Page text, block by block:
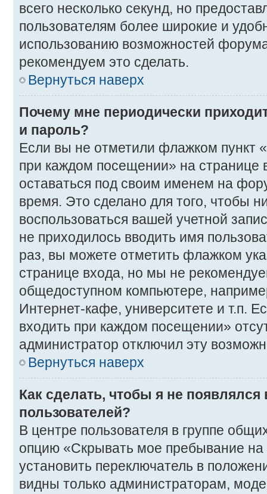
всего несколько секунд, но
пользователям более широкие и
использованию возможностей
рекомендуем это сделать.
Вернуться наверх
Почему мне периодически
и пароль?
Если вы не отметили флажком пункт
при каждом посещении» на странице
оставаться под своим именем на
время. Это сделано для того, чтобы
воспользоваться вашей учетной
не приходилось вводить имя
раз, вы можете отметить флажком
странице входа, но мы не
общедоступном компьютере,
Интернет-кафе, университете и т.п.
входить при каждом посещении»
администратор отключил эту
Вернуться наверх
Как сделать, чтобы я не появлялся
пользователей?
В центре пользователя в группе
опцию «Скрывать мое пребывание
установить переключатель в
видны только администраторам,